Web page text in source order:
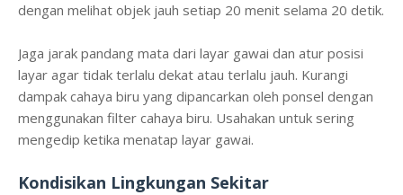
dengan melihat objek jauh setiap 20 menit selama 20 detik.
Jaga jarak pandang mata dari layar gawai dan atur posisi
layar agar tidak terlalu dekat atau terlalu jauh. Kurangi
dampak cahaya biru yang dipancarkan oleh ponsel dengan
menggunakan filter cahaya biru. Usahakan untuk sering
mengedip ketika menatap layar gawai.
Kondisikan Lingkungan Sekitar